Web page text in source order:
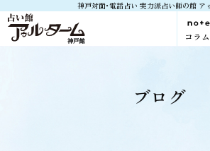
神戸対面･電話占い 実力派占い師の館 ア
コラム
ブログ